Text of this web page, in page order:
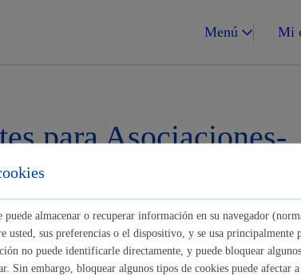
Menú Mi
para Asociaciones-
almacenar o recuperar información en su navegador
usted, sus preferencias o el dispositivo, y se usa
no puede identificarle directamente, y puede bloquear
Sin embargo, bloquear algunos tipos de cookies puede afectar